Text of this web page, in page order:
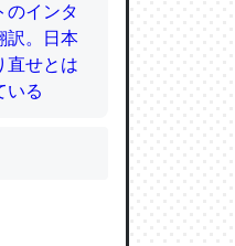
孝行もで
ど、それ
に変化し